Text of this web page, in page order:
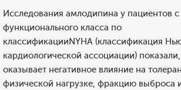
Исследования амлодипина у пациентов
функционального класса по
классификацииNYHA (классификация
кардиологической ассоциации)
оказывает негативное влияние на
физической нагрузке, фракцию выброса